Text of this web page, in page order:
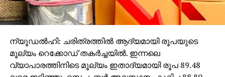
ന്യൂഡല്‍ഹി: ചരിത്രത്തില്‍ ആദ്യമായി രൂപയുടെ
മൂല്യം റെക്കോഡ് തകര്‍ച്ചയില്‍. ഇന്നലെ
വ്യാപാരത്തിനിടെ മൂല്യം ഇതാദ്യമായി രൂപ 89.48